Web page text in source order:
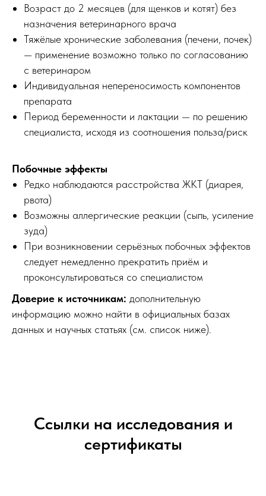
Возраст до 2 месяцев (для щенков и котят) без
назначения ветеринарного врача
Тяжёлые хронические заболевания (печени, почек)
— применение возможно только по согласованию
с ветеринаром
Индивидуальная непереносимость компонентов
препарата
Период беременности и лактации — по решению
специалиста, исходя из соотношения польза/риск
Побочные эффекты
Редко наблюдаются расстройства ЖКТ (диарея,
рвота)
Возможны аллергические реакции (сыпь, усиление
зуда)
При возникновении серьёзных побочных эффектов
следует немедленно прекратить приём и
проконсультироваться со специалистом
Доверие к источникам: дополнительную
информацию можно найти в официальных базах
данных и научных статьях (см. список ниже).
Ссылки на исследования и
сертификаты